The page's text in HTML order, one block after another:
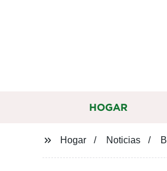
HOGAR
Hogar Noticias